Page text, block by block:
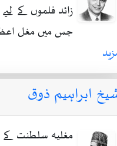
زائد فلموں کے
جس میں مغل
ابراہیم ذوق
مغلیہ سلطنت کے